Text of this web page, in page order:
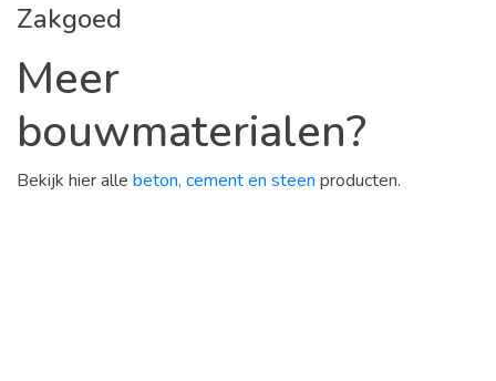
Zakgoed
Meer
bouwmaterialen?
Bekijk hier alle beton, cement en steen producten.